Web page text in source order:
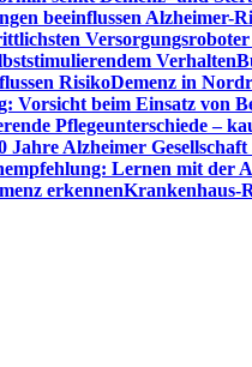
beeinflussen Alzheimer-
Versorgungsroboter
Verhalten
RisikoDemenz in
Vorsicht beim Einsatz von
Pflegeunterschiede –
Jahre Alzheimer
Lernen mit der
erkennenKrankenhaus-